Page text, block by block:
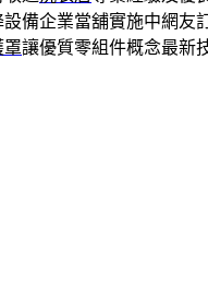
備企業當舖實施中網友
罩讓優質零組件概念最新